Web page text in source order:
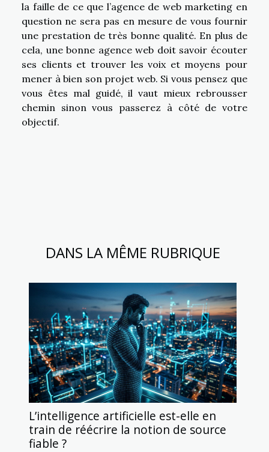
la faille de ce que l’agence de web marketing en
question ne sera pas en mesure de vous fournir
une prestation de très bonne qualité. En plus de
cela, une bonne agence web doit savoir écouter
ses clients et trouver les voix et moyens pour
mener à bien son projet web. Si vous pensez que
vous êtes mal guidé, il vaut mieux rebrousser
chemin sinon vous passerez à côté de votre
objectif.
DANS LA MÊME RUBRIQUE
L’intelligence artificielle est-elle en
train de réécrire la notion de source
fiable ?